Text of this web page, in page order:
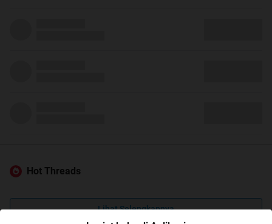
Hot Threads
Lihat Selengkapnya